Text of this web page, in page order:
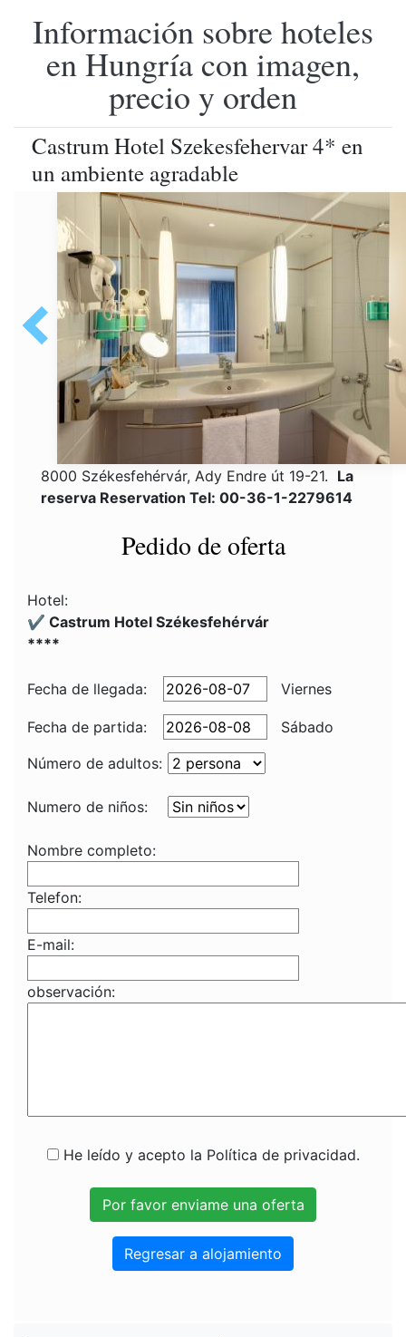
Información sobre hoteles
en Hungría con imagen,
precio y orden
Castrum Hotel Szekesfehervar 4* en
un ambiente agradable
8000 Székesfehérvár, Ady Endre út 19-21. La
reserva Reservation Tel: 00-36-1-2279614
Pedido de oferta
Hotel:
✔️ Castrum Hotel Székesfehérvár
****
Fecha de llegada: Viernes
Fecha de partida:
Sábado
Número de adultos:
Numero de niños:
Nombre completo:
Telefon:
E-mail:
observación:
He leído y acepto la Política de privacidad.
Regresar a alojamiento